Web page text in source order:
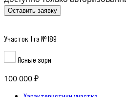
Оставить заявку
Участок 1 га №189
Ясные зори
100 000 ₽